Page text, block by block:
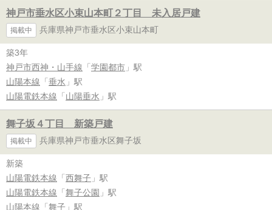
神戸市垂水区小束山本町２丁目 未入居戸建
掲載中 兵庫県神戸市垂水区小束山本町
築3年
神戸市西神・山手線 「 学園都市 」駅
山陽本線 「 垂水 」駅
山陽電鉄本線 「 山陽垂水 」駅
舞子坂４丁目 新築戸建
掲載中 兵庫県神戸市垂水区舞子坂
新築
山陽電鉄本線 「 西舞子 」駅
山陽電鉄本線 「 舞子公園 」駅
山陽本線 「 舞子 」駅